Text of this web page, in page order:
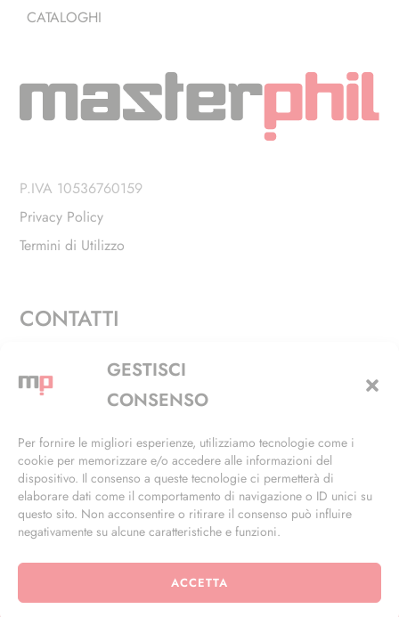
GESTISCI
CONSENSO
Per fornire le migliori esperienze, utilizziamo tecnologie come i
cookie per memorizzare e/o accedere alle informazioni del
dispositivo. Il consenso a queste tecnologie ci permetterà di
elaborare dati come il comportamento di navigazione o ID unici su
questo sito. Non acconsentire o ritirare il consenso può influire
negativamente su alcune caratteristiche e funzioni.
ACCETTA
CATALOGHI
P.IVA 10536760159
Privacy Policy
Termini di Utilizzo
CONTATTI
Via Alfieri, 27 - Trezzano Sul Naviglio (MI)
+39 02 4846 3155
info@masterphil.it